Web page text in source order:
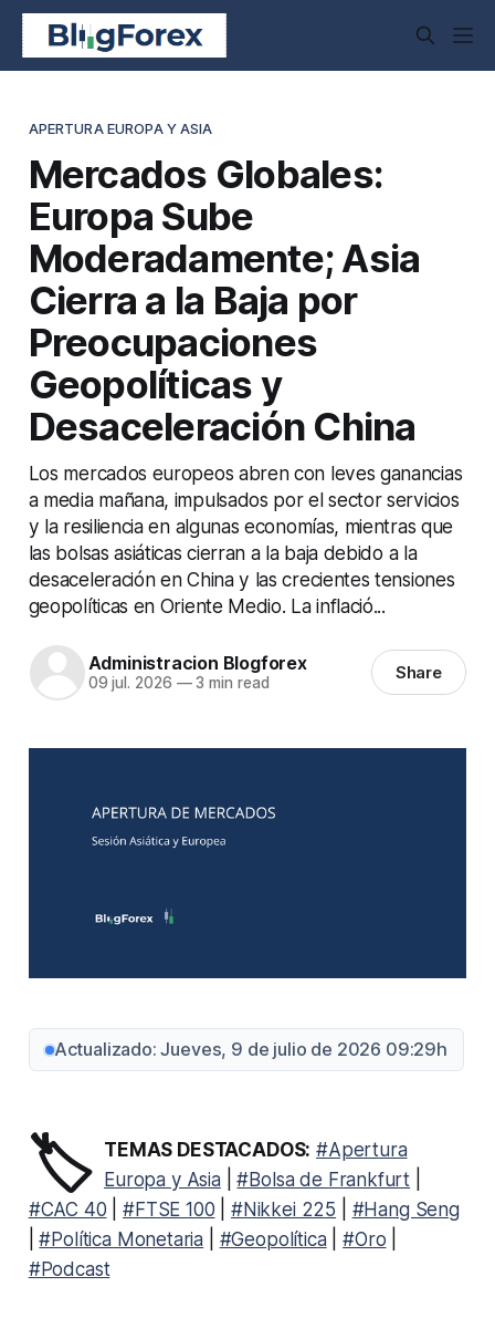
APERTURA EUROPA Y ASIA
Mercados Globales:
Europa Sube
Moderadamente; Asia
Cierra a la Baja por
Preocupaciones
Geopolíticas y
Desaceleración China
Los mercados europeos abren con leves ganancias
a media mañana, impulsados por el sector servicios
y la resiliencia en algunas economías, mientras que
las bolsas asiáticas cierran a la baja debido a la
desaceleración en China y las crecientes tensiones
geopolíticas en Oriente Medio. La inflació...
Administracion Blogforex
09 jul. 2026 —3 min read Share
Actualizado: Jueves, 9 de julio de 2026 09:29h
🏷️ TEMAS DESTACADOS: #Apertura
Europa y Asia|#Bolsa de Frankfurt
#CAC 40 |#FTSE 100 #Nikkei 225
#Hang Seng
|#Política Monetaria #Geopolítica|#Oro
#Podcast